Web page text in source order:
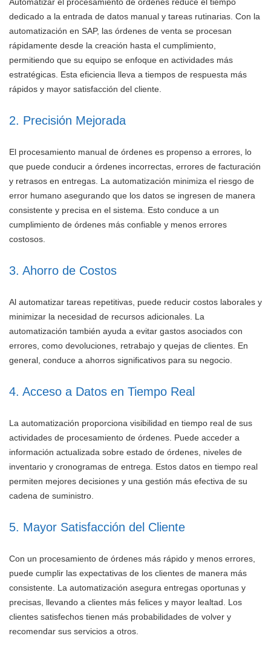
Automatizar el procesamiento de órdenes reduce el tiempo
dedicado a la entrada de datos manual y tareas rutinarias. Con la
automatización en SAP, las órdenes de venta se procesan
rápidamente desde la creación hasta el cumplimiento,
permitiendo que su equipo se enfoque en actividades más
estratégicas. Esta eficiencia lleva a tiempos de respuesta más
rápidos y mayor satisfacción del cliente.
2. Precisión Mejorada
El procesamiento manual de órdenes es propenso a errores, lo
que puede conducir a órdenes incorrectas, errores de facturación
y retrasos en entregas. La automatización minimiza el riesgo de
error humano asegurando que los datos se ingresen de manera
consistente y precisa en el sistema. Esto conduce a un
cumplimiento de órdenes más confiable y menos errores
costosos.
3. Ahorro de Costos
Al automatizar tareas repetitivas, puede reducir costos laborales y
minimizar la necesidad de recursos adicionales. La
automatización también ayuda a evitar gastos asociados con
errores, como devoluciones, retrabajo y quejas de clientes. En
general, conduce a ahorros significativos para su negocio.
4. Acceso a Datos en Tiempo Real
La automatización proporciona visibilidad en tiempo real de sus
actividades de procesamiento de órdenes. Puede acceder a
información actualizada sobre estado de órdenes, niveles de
inventario y cronogramas de entrega. Estos datos en tiempo real
permiten mejores decisiones y una gestión más efectiva de su
cadena de suministro.
5. Mayor Satisfacción del Cliente
Con un procesamiento de órdenes más rápido y menos errores,
puede cumplir las expectativas de los clientes de manera más
consistente. La automatización asegura entregas oportunas y
precisas, llevando a clientes más felices y mayor lealtad. Los
clientes satisfechos tienen más probabilidades de volver y
recomendar sus servicios a otros.